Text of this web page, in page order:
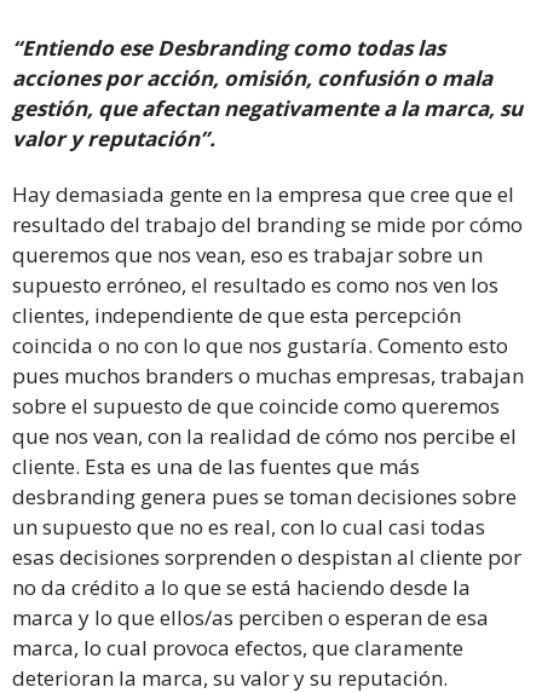
“Entiendo ese Desbranding como todas las
acciones por acción, omisión, confusión o mala
gestión, que afectan negativamente a la marca, su
valor y reputación”.
Hay demasiada gente en la empresa que cree que el
resultado del trabajo del branding se mide por cómo
queremos que nos vean, eso es trabajar sobre un
supuesto erróneo, el resultado es como nos ven los
clientes, independiente de que esta percepción
coincida o no con lo que nos gustaría. Comento esto
pues muchos branders o muchas empresas, trabajan
sobre el supuesto de que coincide como queremos
que nos vean, con la realidad de cómo nos percibe el
cliente. Esta es una de las fuentes que más
desbranding genera pues se toman decisiones sobre
un supuesto que no es real, con lo cual casi todas
esas decisiones sorprenden o despistan al cliente por
no da crédito a lo que se está haciendo desde la
marca y lo que ellos/as perciben o esperan de esa
marca, lo cual provoca efectos, que claramente
deterioran la marca, su valor y su reputación.